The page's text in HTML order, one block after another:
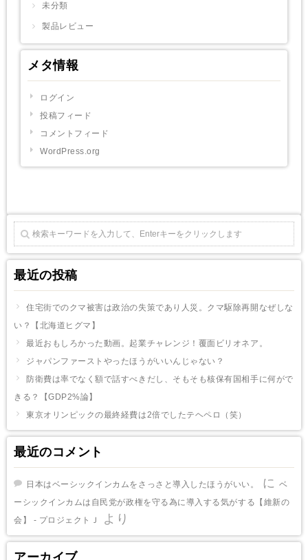
未分類
製品レビュー
メタ情報
ログイン
投稿フィード
コメントフィード
WordPress.org
最近の投稿
住宅街でのクマ被害は政治の失策であり人災。クマ駆除再開なぜしな
い？【北海道ヒグマ】
最近おもしろかった動画。起業チャレンジ！覆面ビリオネア。
ジャパンファーストやったほうがいいんじゃない？
防衛費は率でなく額で話すべきだし、そもそも核保有国相手に何がで
きる？【GDP2%論】
東京オリンピックの最終経費は2倍でしたテヘペロ（笑）
最近のコメント
日本はベーシックインカムをさっさと導入したほうがいい。 にベ
ーシックインカムは自民党が政権を守る為に導入する気がする【維新の
会】 - プロジェクトＪ
より